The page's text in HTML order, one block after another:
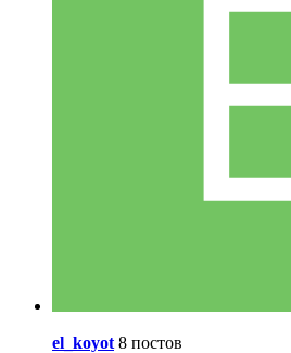
el_koyot 8 постов